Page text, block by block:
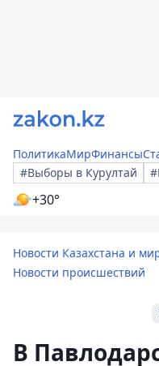
ПолитикаМирФинансы
#Выборы в Курултай
+30°
Новости Казахстана и
Новости происшествий
В